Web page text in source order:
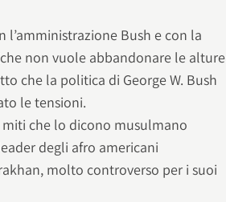
l’amministrazione Bush e con la
non vuole abbandonare le alture
che la politica di George W. Bush
le tensioni.
miti che lo dicono musulmano
degli afro americani
molto controverso per i suoi